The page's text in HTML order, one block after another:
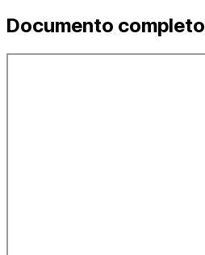
Documento completo